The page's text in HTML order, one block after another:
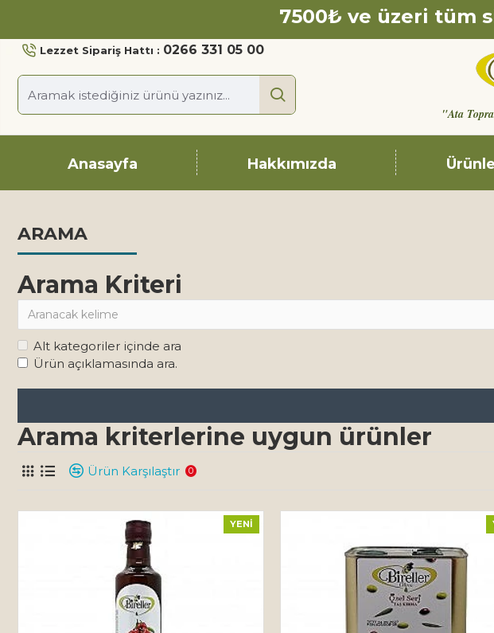
7500₺ ve üzeri tüm
Lezzet Sipariş Hattı : 0266 331 05 00
"Ata
Anasayfa Hakkımızda
ARAMA
Arama Kriteri
Alt kategoriler içinde ara
Ürün açıklamasında ara.
Arama kriterlerine uygun ürünler
Ürün Karşılaştır 0
YENI